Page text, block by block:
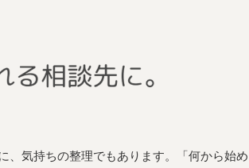
、気持ちの整理でもあります。「何から始め